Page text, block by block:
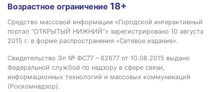
Возрастное ограничение 18+
Средство массовой информации «Городской интерактивный
портал “ОТКРЫТЫЙ НИЖНИЙ”» зарегистрировано 10 августа
2015 г. в форме распространения «Сетевое издание».
Свидетельство Эл № ФС77 – 62677 от 10.08.2015 выдано
Федеральной службой по надзору в сфере связи,
информационных технологий и массовых коммуникаций
(Роскомнадзор).